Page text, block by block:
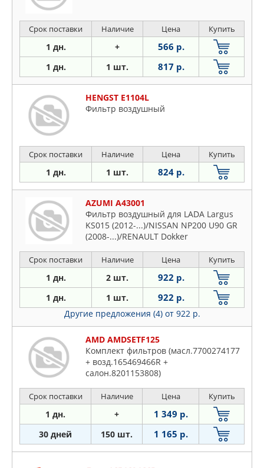
Срок поставки Наличие Цена Купить
1 дн. + 566 р.
1 дн. 1 шт. 817 р.
HENGST E1104L
Фильтр воздушный
Срок поставки Наличие Цена Купить
1 дн. 1 шт. 824 р.
AZUMI A43001
Фильтр воздушный для LADA Largus
KS015 (2012-...)/NISSAN NP200 U90 GR
(2008-...)/RENAULT Dokker
Logan LS11/LS12/L8MV/L8JB LHD
(2009-...)/ Logan Sandero I BS16/B90
BS12 (2008-2014)/ Sandero
BS11/B8MV/B8JB (2009-...)
Срок поставки Наличие Цена Купить
1 дн. 2 шт. 922 р.
1 дн. 1 шт. 922 р.
Другие предложения (4) от 922 р.
AMD AMDSETF125
Комплект фильтров (масл.7700274177
+ возд.165469466R +
салон.8201153808)
Срок поставки Наличие Цена Купить
1 дн. + 1 349 р.
30 дней 150 шт. 1 165 р.